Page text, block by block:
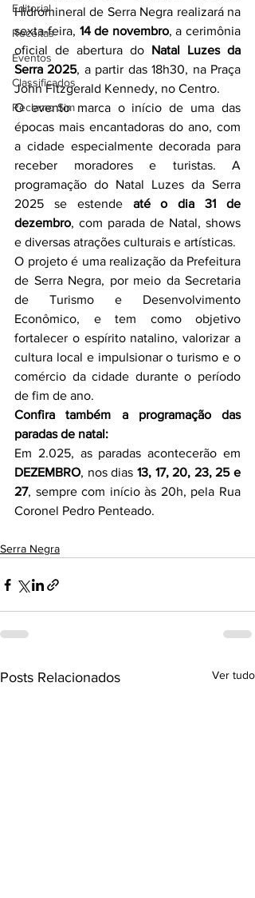
Editorial
Receitas
Eventos
Classificados
Reclamo Sim
Hidromineral de Serra Negra realizará na
sexta-feira, 14 de novembro, a cerimônia
oficial de abertura do Natal Luzes da
Serra 2025, a partir das 18h30, na Praça
John Fitzgerald Kennedy, no Centro.
O evento marca o início de uma das
épocas mais encantadoras do ano, com
a cidade especialmente decorada para
receber moradores e turistas. A
programação do Natal Luzes da Serra
2025 se estende até o dia 31 de
dezembro, com parada de Natal, shows
e diversas atrações culturais e artísticas.
O projeto é uma realização da Prefeitura
de Serra Negra, por meio da Secretaria
de Turismo e Desenvolvimento
Econômico, e tem como objetivo
fortalecer o espírito natalino, valorizar a
cultura local e impulsionar o turismo e o
comércio da cidade durante o período
de fim de ano.
Confira também a programação das
paradas de natal:
DEZEMBRO, nos dias 13, 17, 20, 23, 25 e
27, sempre com início às 20h, pela Rua
Coronel Pedro Penteado.
Serra Negra
Posts Relacionados Ver tudo